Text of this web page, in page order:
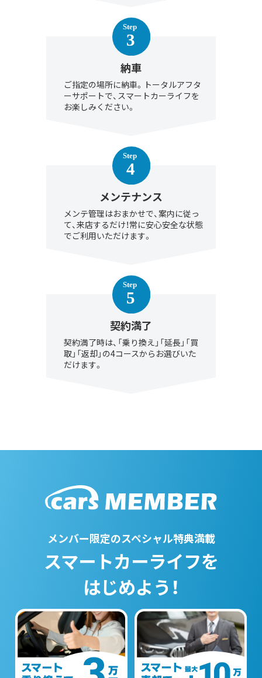
納車
ご指定の場所に納車。トータルアフタ
ーサポートで、スマートカーライフを
お楽しみください。
メンテナンス
メンテ管理はおまかせで、案内に従っ
て、来店するだけ！常に安心安全な状態
でご利用いただけます。
契約満了
契約満了時は、「乗り換え」「延長」「買
取」「返却」の4コースからお選びいた
だけます。
メンバー限定のスペシャル特典満載
スマートカーライフを
はじめよう！